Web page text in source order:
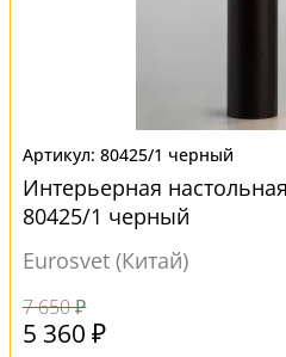
80425/1 черный
Интерьерная
80425/1 черный
Eurosvet (Китай)
7 650 ₽
5 360 ₽